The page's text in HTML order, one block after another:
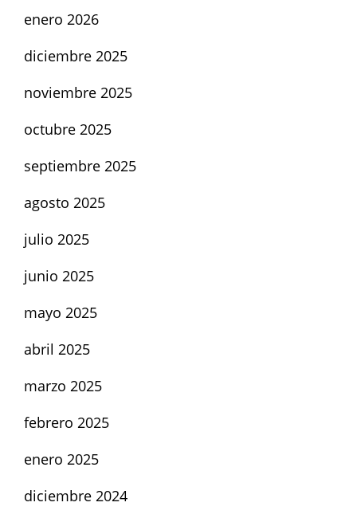
enero 2026
diciembre 2025
noviembre 2025
octubre 2025
septiembre 2025
agosto 2025
julio 2025
junio 2025
mayo 2025
abril 2025
marzo 2025
febrero 2025
enero 2025
diciembre 2024